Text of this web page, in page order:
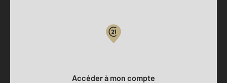
Accéder à mon compte